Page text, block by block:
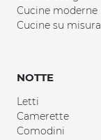
Cucine moderne
Cucine su misura
NOTTE
Letti
Camerette
Comodini